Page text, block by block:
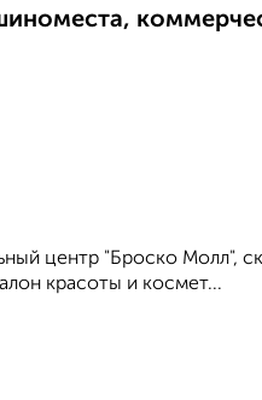
центр "Броско Молл",
красоты и космет...